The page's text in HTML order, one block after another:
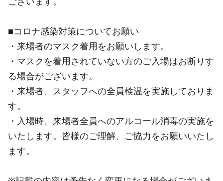
■コロナ感染対策についてお願い
・来場者のマスク着用をお願いします。
・マスクを着用されていない方のご入場はお断りす
る場合がございます。
・来場者、スタッフへの全員検温を実施しておりま
す。
・入場時、来場者全員へのアルコール消毒の実施を
いたします。皆様のご理解、ご協力をお願いいたし
ます。